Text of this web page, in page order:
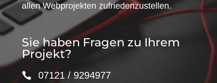
allen Webprojekten zufriedenzustellen.
Sie haben Fragen zu Ihrem
Projekt?
07121 / 9294977